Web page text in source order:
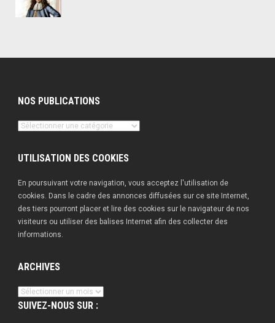
NOS PUBLICATIONS
Nos
UTILISATION DES COOKIES
En poursuivant votre navigation, vous acceptez l'utilisation de
cookies. Dans le cadre des annonces diffusées sur ce site Internet,
des tiers pourront placer et lire des cookies sur le navigateur de nos
visiteurs ou utiliser des balises Internet afin des collecter des
informations.
ARCHIVES
Archives
SUIVEZ-NOUS SUR :